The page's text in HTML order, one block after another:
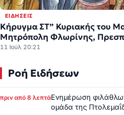
ΕΙΔΉΣΕΙΣ
Κήρυγμα ΣΤ” Κυριακής του
Μητρόπολη Φλωρίνης,
11 Ιούλ 20:21
Ροή Ειδήσεων
πριν από 8 λεπτάΕνημέρωση φιλάθλων
ομάδα της